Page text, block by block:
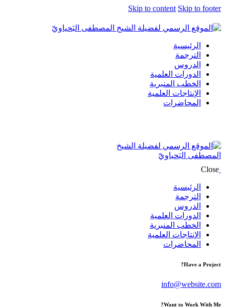
Skip to content Skip to footer
الرئيسية
الترجمة
الدروس
الدورات العلمية
الخطب المنبرية
الإنتاجات العلمية
المحاضرات
Close
الرئيسية
الترجمة
الدروس
الدورات العلمية
الخطب المنبرية
الإنتاجات العلمية
المحاضرات
Have a Project?
info@website.com
Want to Work With Me?